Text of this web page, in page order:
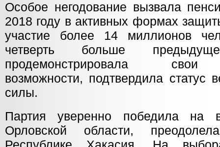
Особое негодование вызвала
2018 году в активных формах
участие более 14 миллионов
четверть больше
продемонстрировала свои
возможности, подтвердила статус
силы.
Партия уверенно победила на
Орловской области,